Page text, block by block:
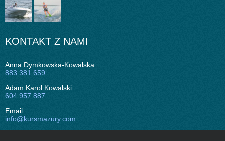
KONTAKT Z NAMI
Anna Dymkowska-Kowalska
883 381 659
Adam Karol Kowalski
604 957 887
Email
info@kursmazury.com